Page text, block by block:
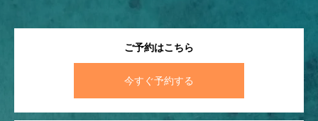
ご予約はこちら
今すぐ予約する